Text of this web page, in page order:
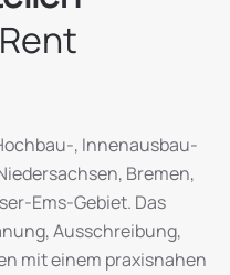
, Innenausbau-
Bremen,
Ems-Gebiet. Das
Ausschreibung,
mit einem praxisnahen